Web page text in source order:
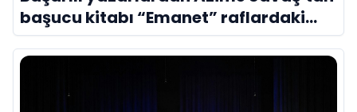
başucu kitabı “Emanet” raflardaki
yerini aldı